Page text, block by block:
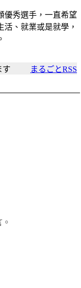
優秀選手，一直希望
、就業或是就學，
す まるごとRSS